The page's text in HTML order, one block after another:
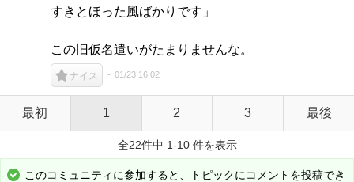
すきとほった風ばかりです」
この旧仮名遣いがたまりませんな。
ナイス 01/23 16:02
最初 1 2 3 最後
全22件中 1-10 件を表示
このコミュニティに参加すると、トピックにコメントを投稿でき